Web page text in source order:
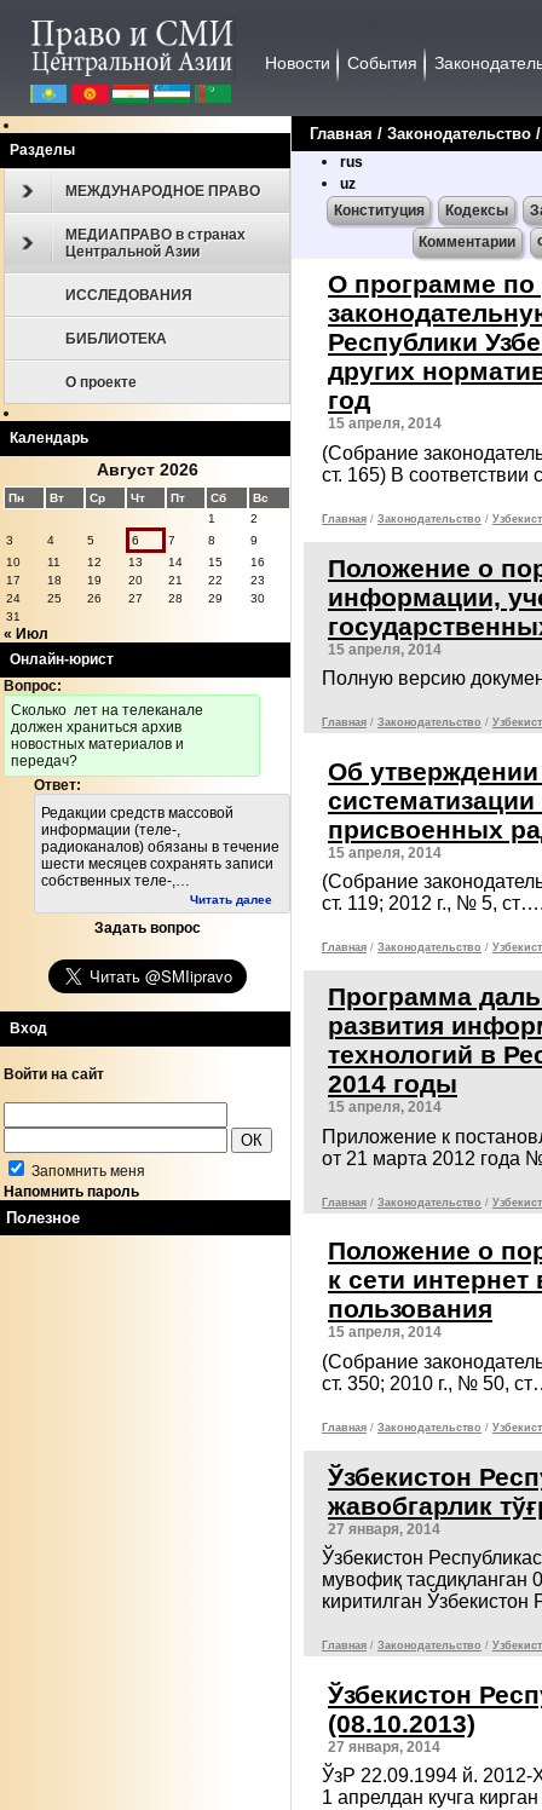
Новости События
Разделы
МЕЖДУНАРОДНОЕ ПРАВО
МЕДИАПРАВО в странах
Центральной Азии
ИССЛЕДОВАНИЯ
БИБЛИОТЕКА
О проекте
Календарь
Август 2026
Пн Вт Ср Чт Пт Сб
Вс
1
2
3
4 5 6 7 8
9
10
11 12 13 14 15
16
17
18 19 20 21 22
23
24
25 26 27 28 29
30
31
« Июл
Онлайн-юрист
Вопрос:
Cколько лет на телеканале
должен храниться архив
новостных материалов и
передач?
Ответ:
Редакции средств массовой
информации (теле-,
радиоканалов) обязаны в течение
шести месяцев сохранять записи
собственных теле-,…
Читать далее
Задать вопрос
Вход
Войти на сайт
Запомнить меня
Напомнить пароль
Полезное
Главная / Законодательcтво
rus
uz
Конституция
Кодексы
Комментарии
О программе по
Республики
других
год
15 апреля, 2014
(Собрание
ст. 165) В
Главная / Законодательcтво /
Положение о
информации,
15 апреля, 2014
Полную версию
Главная / Законодательcтво /
Об
присвоенных
15 апреля, 2014
(Собрание
ст. 119; 2012 г., № 5,
Главная / Законодательcтво /
Программа
развития
технологий в
2014 годы
15 апреля, 2014
Приложение к
от 21 марта 2012
Главная / Законодательcтво /
Положение о
к сети
пользования
15 апреля, 2014
(Собрание
ст. 350; 2010 г., № 50,
Главная / Законодательcтво /
Ўзбекистон
жавобгарлик
27 января, 2014
Ўзбекистон
мувофиқ тасдиқланган
киритилган
Главная / Законодательcтво /
Ўзбекистон
(08.10.2013)
27 января, 2014
ЎзР 22.09.1994 й. 2012-
1 апрелдан кучга